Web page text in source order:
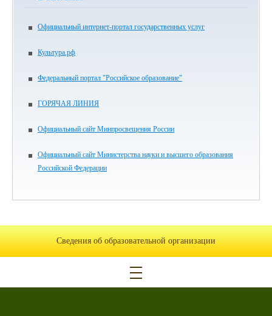
Официальный интернет-портал государственных услуг
Культура.рф
Федеральный портал "Российское образование"
ГОРЯЧАЯ ЛИНИЯ
Официальный сайт Минпросвещения России
Официальный сайт Министерства науки и высшего образования
Российской Федерации
Сведения об образовательной организации